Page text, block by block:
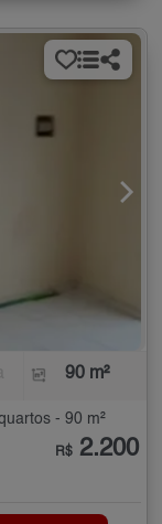
90 m²
- 90 m²
R$ 2.200